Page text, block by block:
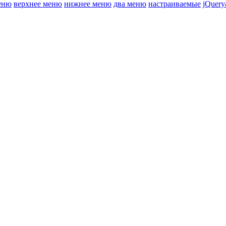
верхнее меню нижнее меню два меню настраиваемые